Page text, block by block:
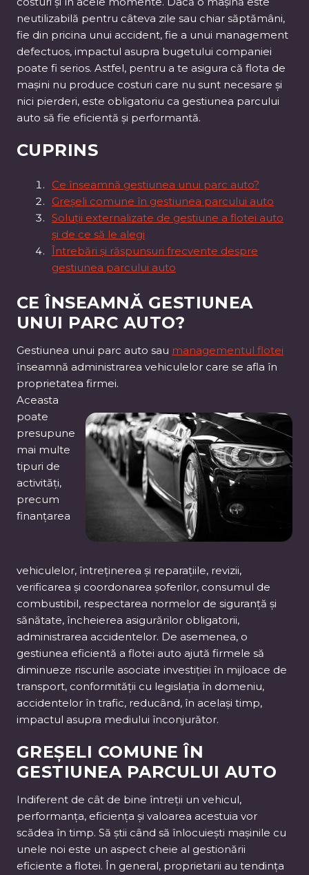
neutilizabilă pentru câteva zile sau chiar săptămâni,
fie din pricina unui accident, fie a unui management
defectuos, impactul asupra bugetului companiei
poate fi serios. Astfel, pentru a te asigura că flota de
mașini nu produce costuri care nu sunt necesare și
nici pierderi, este obligatoriu ca gestiunea parcului
auto să fie eficientă și performantă.
CUPRINS
Ce înseamnă gestiunea unui parc auto?
Greșeli comune în gestiunea parcului auto
Soluții externalizate de gestiune a flotei auto
și de ce să le alegi
Întrebări și răspunsuri frecvente despre
gestiunea parcului auto
CE ÎNSEAMNĂ GESTIUNEA
UNUI PARC AUTO?
Gestiunea unui parc auto sau managementul flotei
înseamnă administrarea vehiculelor care se afla în
proprietatea firmei.
Aceasta
poate
presupune
mai multe
tipuri de
activități,
precum
finanțarea
vehiculelor, întreținerea și reparațiile, revizii,
verificarea și coordonarea șoferilor, consumul de
combustibil, respectarea normelor de siguranță și
sănătate, încheierea asigurărilor obligatorii,
administrarea accidentelor. De asemenea, o
gestiunea eficientă a flotei auto ajută firmele să
diminueze riscurile asociate investiției în mijloace de
transport, conformității cu legislația în domeniu,
accidentelor în trafic, reducând, în același timp,
impactul asupra mediului înconjurător.
GREȘELI COMUNE ÎN
GESTIUNEA PARCULUI AUTO
Indiferent de cât de bine întreții un vehicul,
performanța, eficiența și valoarea acestuia vor
scădea în timp. Să știi când să înlocuiești mașinile cu
unele noi este un aspect cheie al gestionării
eficiente a flotei. În general, proprietarii au tendința